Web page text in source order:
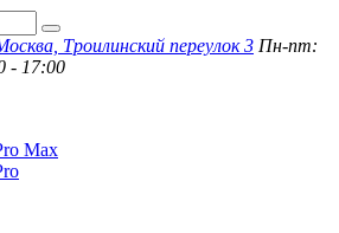
Троилинский переулок 3 Пн-пт:
- 17:00
Max